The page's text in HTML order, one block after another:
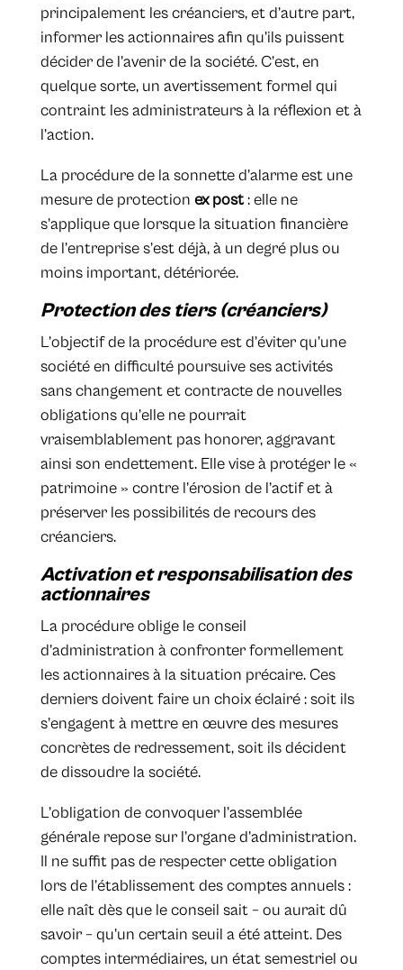
principalement les créanciers, et d’autre part,
informer les actionnaires afin qu’ils puissent
décider de l’avenir de la société. C’est, en
quelque sorte, un avertissement formel qui
contraint les administrateurs à la réflexion et à
l’action.
La procédure de la sonnette d’alarme est une
mesure de protection ex post: elle ne
s’applique que lorsque la situation financière
de l’entreprise s’est déjà, à un degré plus ou
moins important, détériorée.
Protection des tiers (créanciers)
L’objectif de la procédure est d’éviter qu’une
société en difficulté poursuive ses activités
sans changement et contracte de nouvelles
obligations qu’elle ne pourrait
vraisemblablement pas honorer, aggravant
ainsi son endettement. Elle vise à protéger le «
patrimoine » contre l’érosion de l’actif et à
préserver les possibilités de recours des
créanciers.
Activation et responsabilisation des
actionnaires
La procédure oblige le conseil
d’administration à confronter formellement
les actionnaires à la situation précaire. Ces
derniers doivent faire un choix éclairé : soit ils
s’engagent à mettre en œuvre des mesures
concrètes de redressement, soit ils décident
de dissoudre la société.
L’obligation de convoquer l’assemblée
générale repose sur l’organe d’administration.
Il ne suffit pas de respecter cette obligation
lors de l’établissement des comptes annuels :
elle naît dès que le conseil sait – ou aurait dû
savoir – qu’un certain seuil a été atteint. Des
comptes intermédiaires, un état semestriel ou